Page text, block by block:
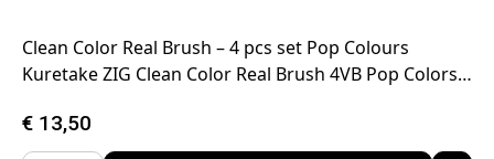
Clean Color Real Brush – 4 pcs set Pop Colours
Kuretake ZIG Clean Color Real Brush 4VB Pop Colors…
€ 13,50